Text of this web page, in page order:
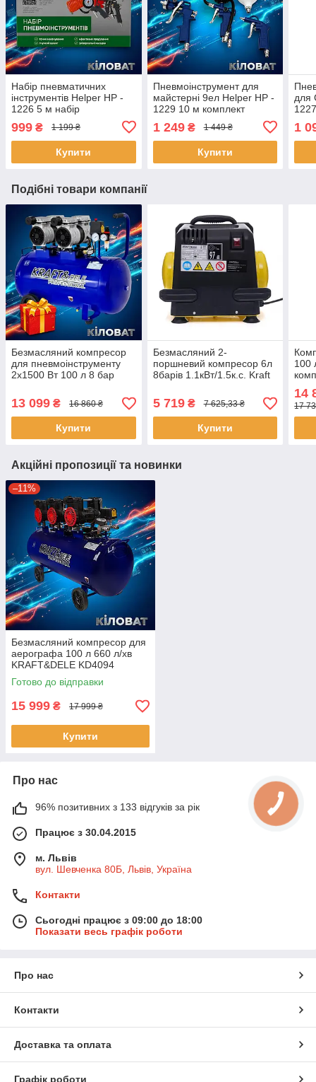
Набір пневматичних
інструментів Helper HP -
1226 5 м набір
пневмоінструментів для
компресора 5в1
999 ₴ 1 199 ₴
Купити
Пневмоінструмент для
майстерні 9ел Helper HP -
1229 10 м комплект
пневмоінструментів для
гаража
1 249₴ 1 449 ₴
Купити
для
1
Подібні товари компанії
Безмасляний компресор
для пневмоінструменту
2х1500 Вт 100 л 8 бар
безмасляний компресор
для СТО
13 099 ₴ 16 860 ₴
Купити
Безмасляний 2-
поршневий компресор 6л
8барів 1.1кВт/1.5к.с. Kraft
2 поршнями
5 719₴ 7 625,33 ₴
Купити
100
14
17
Акційні пропозиції та новинки
–11%
Безмасляний компресор для
аерографа 100 л 660 л/хв
KRAFT&DELE KD4094
повітряний компресор для
лабораторії
Готово до відправки
15 999 ₴ 17 999 ₴
Купити
Про нас
96% позитивних з 133 відгуків за рік
Працює з 30.04.2015
м. Львів
вул. Шевченка 80Б, Львів, Україна
Контакти
Сьогодні працює з 09:00 до 18:00
Показати весь графік роботи
Про нас
Контакти
Доставка та оплата
Графік роботи